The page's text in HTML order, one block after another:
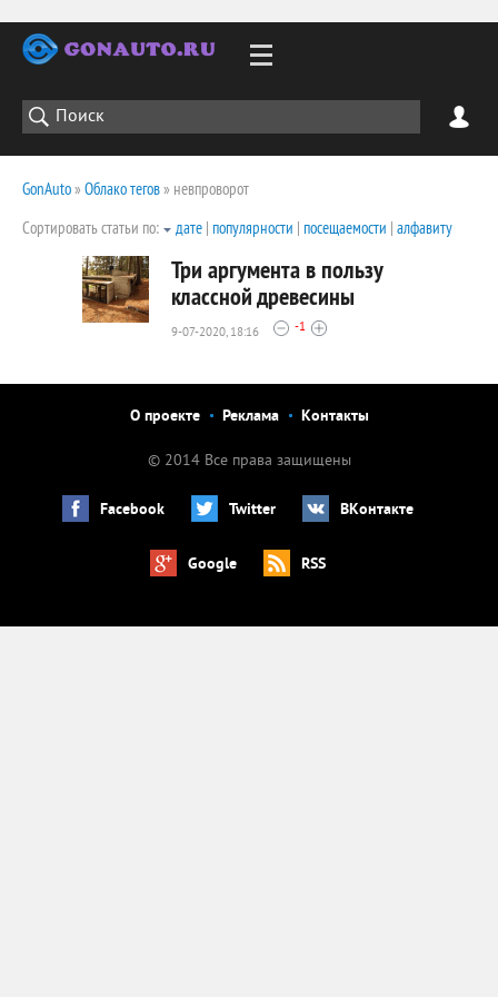
GonAuto» Облако тегов» невпроворот
Сортировать статьи по:
дате | популярности | посещаемости | алфавиту
Три аргумента в пользу
классной древесины
9-07-2020, 18:16 -1
О проекте Реклама Контакты
© 2014 Все права защищены
Facebook Twitter ВКонтакте
Google RSS